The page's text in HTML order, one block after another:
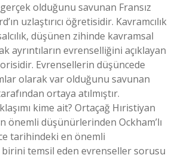
olduğunu savunan Fransız
uzlaştırıcı öğretisidir. Kavramcılık
düşünen zihinde kavramsal
ayrıntıların evrenselliğini açıklayan
Evrensellerin düşüncede
olarak var olduğunu savunan
ortaya atılmıştır.
kime ait? Ortaçağ Hıristiyan
önemli düşünürlerinden Ockham’lı
tarihindeki en önemli
temsil eden evrenseller sorusu